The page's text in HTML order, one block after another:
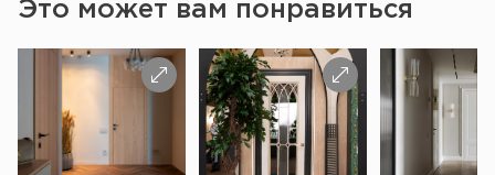
Это может вам понравиться